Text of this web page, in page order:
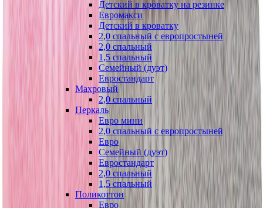
Детский в кроватку на резинке
Евромакси
Детский в кроватку
2,0 спальный с европростыней
2,0 спальный
1,5 спальный
Семейный (дуэт)
Евростандарт
Махровый
2,0 спальный
Перкаль
Евро мини
2,0 спальный с европростыней
Евро
Семейный (дуэт)
Евростандарт
2,0 спальный
1,5 спальный
Поликоттон
Евро